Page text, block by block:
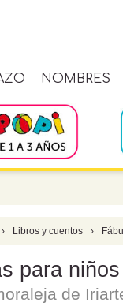
NOMBRES
› Libros y cuentos ›
para
de